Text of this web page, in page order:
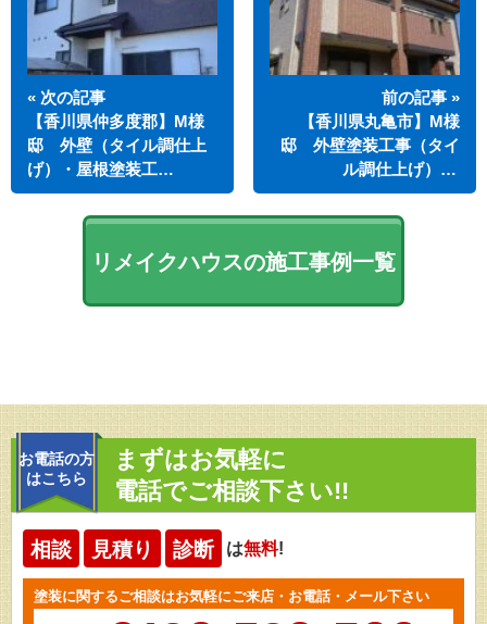
« 次の記事
【香川県仲多度郡】M様
邸 外壁（タイル調仕上
げ）・屋根塗装工…
前の記事 »
【香川県丸亀市】M様
邸 外壁塗装工事（タイ
ル調仕上げ）…
リメイクハウスの施工事例一覧
お電話の方
はこちら
まずはお気軽に
電話でご相談下さい!!
相談 見積り 診断 は無料!
塗装に関するご相談はお気軽にご来店・お電話・メール下さい